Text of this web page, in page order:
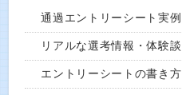
通過エントリーシート実例
リアルな選考情報・体験談
エントリーシートの書き方